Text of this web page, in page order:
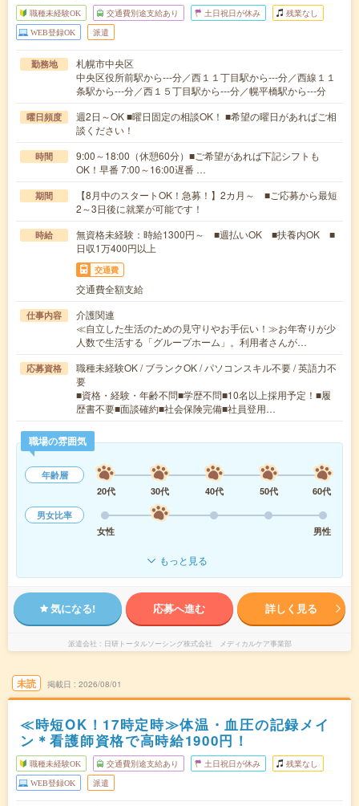
職種未経験OK 交通費別途支給あり 土日祝日が休み 残業なし
WEB登録OK 派遣
勤務地
札幌市中央区
中央区役所前駅から---分／西１１丁目駅から---分／西線１１
条駅から---分／西１５丁目駅から---分／幌平橋駅から---分
曜日頻度
週2日～OK ■曜日固定の相談OK！ ■希望の曜日があればご相
談ください！
時間
9:00～18:00（休憩60分）■ご希望があれば下記シフトも
OK！早番 7:00～16:00遅番 …
期間
【8月中のスタートOK！急募！】2カ月～ ■ご応募から最短
2～3日後に就業が可能です！
時給
無資格未経験：時給1300円～ ■週払いOK ■扶養内OK ■
日収1万400円以上
交通費
交通費全額支給
仕事内容
介護関連
≪自立した生活のための見守りやお手伝い！≫お年寄りが少
人数で生活する「グループホーム」。利用者さんが…
応募資格
職種未経験OK / ブランクOK / パソコンスキル不要 / 英語力不
要
■資格・経験・年齢不問■学歴不問■10名以上採用予定！■履
歴書不要■面談確約■社会保険完備■社員登用…
職場の雰囲気
年齢層
20代
30代 40代 50代
60代
男女比率
女性
男性
もっと見る
気になる! 応募へ進む 詳しく見る
派遣会社 日研トータルソーシング株式会社 メディカルケア事業部
未読 掲載日 2026/08/01
≪時短OK！17時定時≫体温・血圧の記録メイ
ン＊看護師資格で高時給1900円！
職種未経験OK 交通費別途支給あり 土日祝日が休み 残業なし
WEB登録OK 派遣